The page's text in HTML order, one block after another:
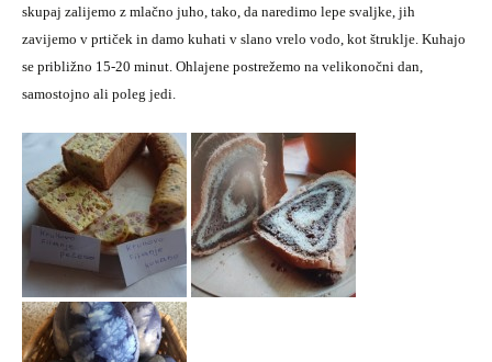
skupaj zalijemo z mlačno juho, tako, da naredimo lepe svaljke, jih
zavijemo v prtiček in damo kuhati v slano vrelo vodo, kot štruklje. Kuhajo
se približno 15-20 minut. Ohlajene postrežemo na velikonočni dan,
samostojno ali poleg jedi.